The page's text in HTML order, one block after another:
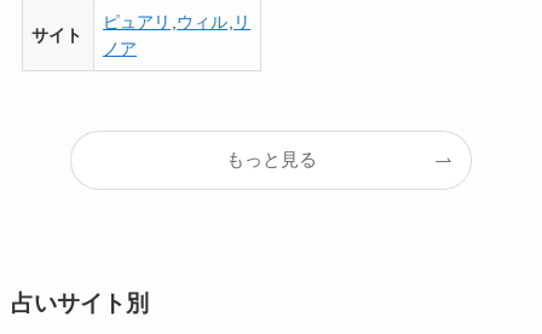
サイト
ピュアリ ,ウィル, リ
ノア
もっと見る
占いサイト別